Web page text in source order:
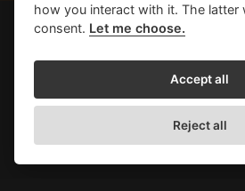
how you interact with it. The latter
consent. Let me choose.
Accept all
Reject all